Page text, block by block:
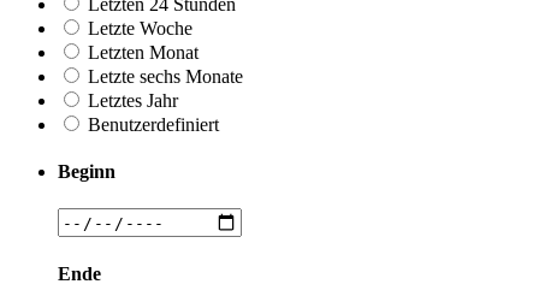
Letzten 24 Stunden
Letzte Woche
Letzten Monat
Letzte sechs Monate
Letztes Jahr
Benutzerdefiniert
Beginn
Ende